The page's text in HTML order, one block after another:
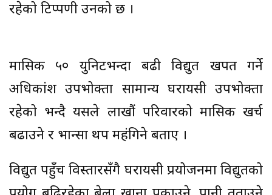
रहेको टिप्पणी उनको छ ।
मासिक ५० युनिटभन्दा बढी विद्युत खपत गर्ने
अधिकांश उपभोक्ता सामान्य घरायसी उपभोक्ता
रहेको भन्दै यसले लाखौं परिवारको मासिक खर्च
बढाउने र भान्सा थप महंगिने बताए ।
विद्युत पहुँच विस्तारसँगै घरायसी प्रयोजनमा विद्युतको